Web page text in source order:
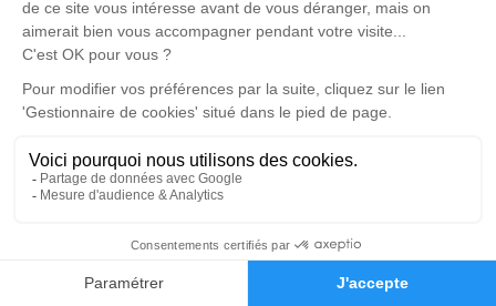
Faire-part Hommages
La cérémonie religieuse sera célébrée
le mardi 7 avril 2026 à 14 h 30
en l'Église Saint Germain l'Auxerrois
1 place de l'église - 92290 Châtenay-Malabry
L'inhumation aura lieu
le mercredi 8 avril 2026 à 11 heures
au cimetière d'Azay-le-Rideau
Plutôt qu'offrir des fleurs, certes belles, soutenez la